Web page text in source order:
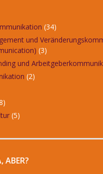
(34)
und
(3)
und
(2)
(5)
ABER?